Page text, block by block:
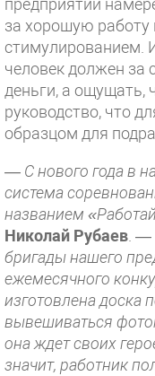
предприятии
за хорошую
стимулированием.
человек должен за
деньги, а ощущать,
руководство, что
образцом для
— С нового года в
система
названием
Николай Рубаев . —
бригады нашего
ежемесячного
изготовлена доска
вывешиваться
она ждет своих
значит, работник